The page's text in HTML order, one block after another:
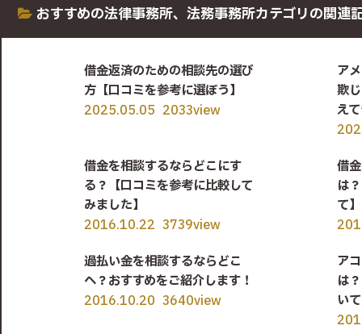
おすすめの法律事務所、法務事務所カテゴリの関連
借金返済のための相談先の選び
方【口コミを参考に選ぼう】
2025.05.05 2033view
ア
欺
え
借金を相談するならどこにす
る？【口コミを参考に比較して
みました】
2016.10.22 3739view
借
は
て】
過払い金を相談するならどこ
へ？おすすめをご紹介します！
2016.10.20 3640view
ア
は
い